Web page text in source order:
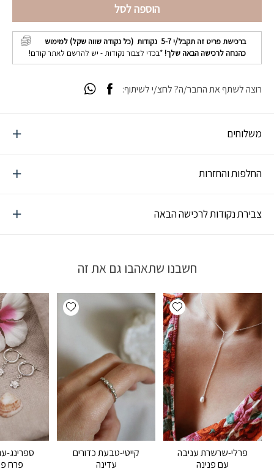
הוספה לסל
ברכישת פריט זה תקבל/י5-7 נקודות (כל נקודה שווה שקל) למימוש
כהנחה לרכישה הבאה שלך! *בכדי לצבור נקודות - יש להרשם לאתר קודם!
משלוחים
החלפות והחזרות
צבירת נקודות לרכישה הבאה
רוצה לשתף את החבר/ה? לחצ/י לשיתוף:
חשבנו שתאהבו גם את זה
Add wishlist
פרלי-שרשרת עניבה
עם פנינה
Add wishlist
קייטי-טבעת כדורים
עדינה
ספרינג-
פרח